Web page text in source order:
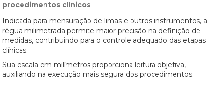
procedimentos clínicos
Indicada para mensuração de limas e outros instrumentos, a
régua milimetrada permite maior precisão na definição de
medidas, contribuindo para o controle adequado das etapas
clínicas.
Sua escala em milímetros proporciona leitura objetiva,
auxiliando na execução mais segura dos procedimentos.